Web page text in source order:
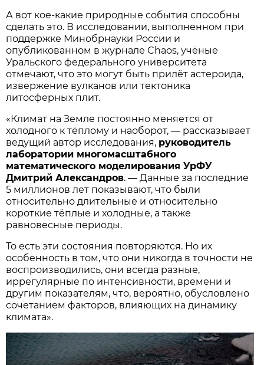
А вот кое-какие природные события способны
сделать это. В исследовании, выполненном при
поддержке Минобрнауки России и
опубликованном в журнале Chaos, учёные
Уральского федерального университета
отмечают, что это могут быть прилёт астероида,
извержение вулканов или тектоника
литосферных плит.
«Климат на Земле постоянно меняется от
холодного к тёплому и наоборот, — рассказывает
ведущий автор исследования, руководитель
лаборатории многомасштабного
математического моделирования УрФУ
Дмитрий Александров. — Данные за последние
5 миллионов лет показывают, что были
относительно длительные и относительно
короткие тёплые и холодные, а также
равновесные периоды.
То есть эти состояния повторяются. Но их
особенность в том, что они никогда в точности не
воспроизводились, они всегда разные,
иррегулярные по интенсивности, времени и
другим показателям, что, вероятно, обусловлено
сочетанием факторов, влияющих на динамику
климата».